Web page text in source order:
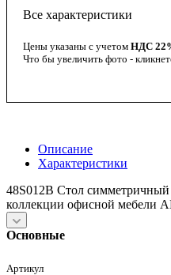
Все характеристики
Цены указаны с учетом НДС
Что бы увеличить фото -
Описание
Характеристики
48S012B Стол симметричный
коллекции офисной
Основные
Артикул